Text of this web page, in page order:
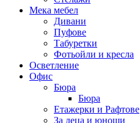
Мека мебел
Дивани
Пуфове
Табуретки
Фотьойли и кресла
Осветление
Офис
Бюра
Бюра
Етажерки и Рафтове
За деца и юноши